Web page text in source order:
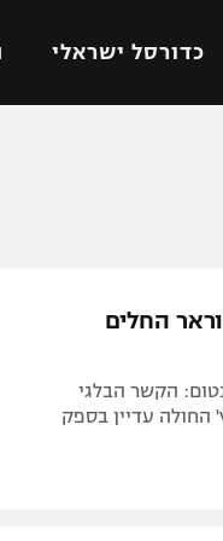
כדורסל ישראלי
הפועל ירושלים
החלים
הקשר הבלגי
החולה עדיין בספק